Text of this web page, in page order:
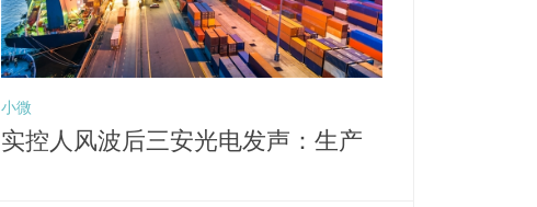
小微
实控人风波后三安光电发声：生产